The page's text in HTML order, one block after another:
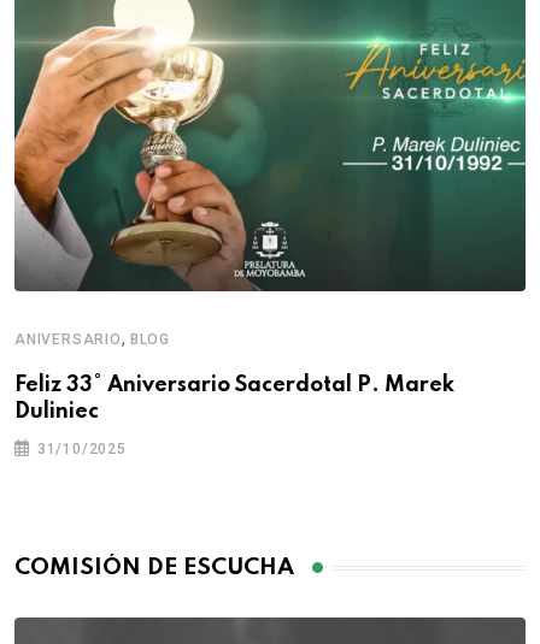
ANIVERSARIO, BLOG
Feliz 33° Aniversario Sacerdotal P. Marek
Duliniec
31/10/2025
COMISIÓN DE ESCUCHA